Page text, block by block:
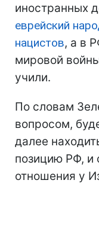
иностранных
еврейский
нацистов, а в
мировой
учили.
По словам
вопросом,
далее
позицию РФ, и
отношения у